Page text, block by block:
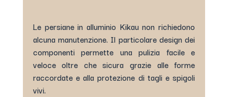
Le persiane in alluminio Kikau non richiedono
alcuna manutenzione. Il particolare design dei
componenti permette una pulizia facile e
veloce oltre che sicura grazie alle forme
raccordate e alla protezione di tagli e spigoli
vivi.